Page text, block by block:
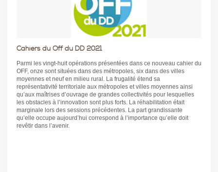
Cahiers du Off du DD 2021
Parmi les vingt-huit opérations présentées dans ce nouveau cahier du
OFF, onze sont situées dans des métropoles, six dans des villes
moyennes et neuf en milieu rural. La frugalité étend sa
représentativité territoriale aux métropoles et villes moyennes ainsi
qu’aux maîtrises d’ouvrage de grandes collectivités pour lesquelles
les obstacles à l’innovation sont plus forts. La réhabilitation était
marginale lors des sessions précédentes. La part grandissante
qu’elle occupe aujourd’hui correspond à l’importance qu’elle doit
revêtir dans l’avenir.